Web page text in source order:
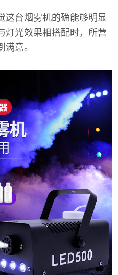
这台烟雾机的确能够明显
灯光效果相搭配时，所营
意。